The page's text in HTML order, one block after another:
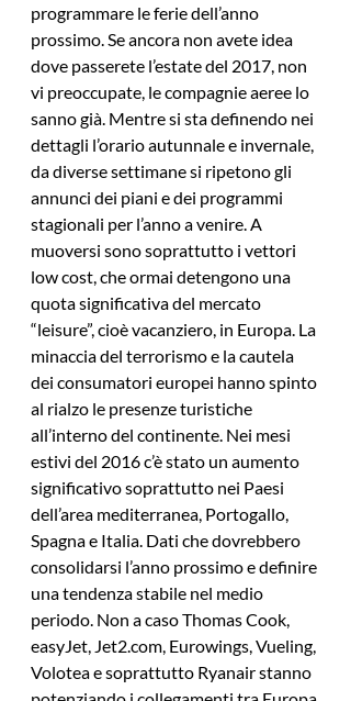
programmare le ferie dell’anno
prossimo. Se ancora non avete idea
dove passerete l’estate del 2017, non
vi preoccupate, le compagnie aeree lo
sanno già. Mentre si sta definendo nei
dettagli l’orario autunnale e invernale,
da diverse settimane si ripetono gli
annunci dei piani e dei programmi
stagionali per l’anno a venire. A
muoversi sono soprattutto i vettori
low cost, che ormai detengono una
quota significativa del mercato
“leisure”, cioè vacanziero, in Europa. La
minaccia del terrorismo e la cautela
dei consumatori europei hanno spinto
al rialzo le presenze turistiche
all’interno del continente. Nei mesi
estivi del 2016 c’è stato un aumento
significativo soprattutto nei Paesi
dell’area mediterranea, Portogallo,
Spagna e Italia. Dati che dovrebbero
consolidarsi l’anno prossimo e definire
una tendenza stabile nel medio
periodo. Non a caso Thomas Cook,
easyJet, Jet2.com, Eurowings, Vueling,
Volotea e soprattutto Ryanair stanno